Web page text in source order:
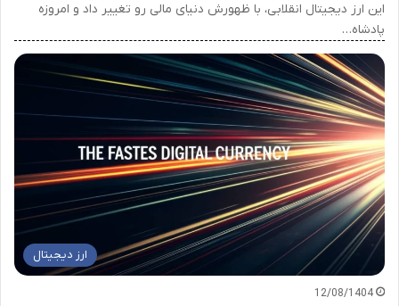
این ارز دیجیتال انقلابی، با ظهورش دنیای مالی رو تغییر داد و امروزه
پادشاه…
ارز دیجیتال
12/08/1404